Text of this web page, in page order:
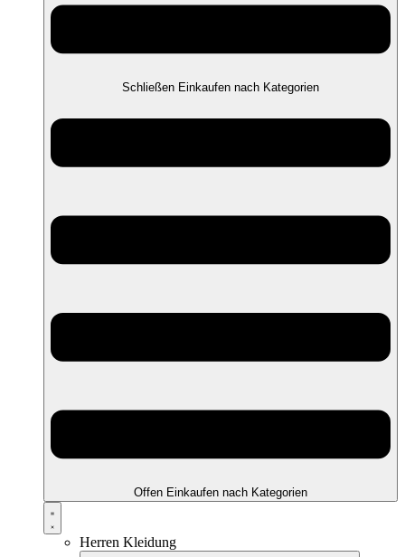
Schließen Einkaufen nach Kategorien
Offen Einkaufen nach Kategorien
Herren Kleidung